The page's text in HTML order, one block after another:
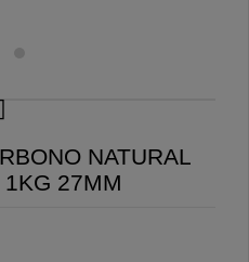
NATURAL
27MM